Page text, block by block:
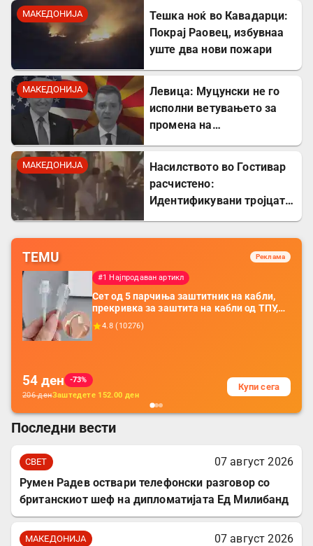
МАКЕДОНИЈА
Тешка ноќ во Кавадарци:
Покрај Раовец, избувнаа
уште два нови пожари
МАКЕДОНИЈА
Левица: Муцунски не го
исполни ветувањето за
промена на
МАКЕДОНИЈА
Насилството во Гостивар
расчистено:
Идентификувани тројцата
TEMU Реклама
#1 Најпродаван артикл
Сет од 5 парчиња заштитник на кабли,
прекривка за заштита на кабли од ТПУ,
додатоци за заштита на кабли, без
батерија, за мобилни телефони, комплет
4.8 (10276)
54 ден
-73%
206денЗаштедете 152.00 ден
Купи сега
Последни вести
СВЕТ
07 август 2026
Румен Радев оствари телефонски разговор со
британскиот шеф на дипломатијата Ед Милибанд
МАКЕДОНИЈА
07 август 2026